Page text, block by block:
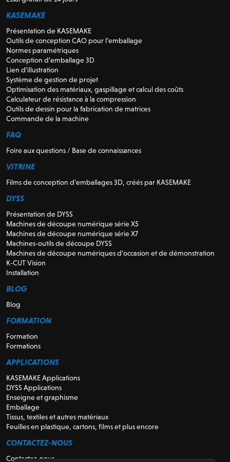
KASEMAKE
Présentation de KASEMAKE
Outils de conception CAO pour l’emballage
Normes paramétriques
Conception d’emballage 3D
Lien d’illustration
Système de gestion de projet
Optimisation des matériaux, gaspillage et calcul des coûts
Calculateur de résistance à la compression
Outils de dessin pour la fabrication de matrices
Commande de la machine
FAQ
Foire aux questions / Base de connaissances
VITRINE
Films de conception d’emballages 3D, créés par KASEMAKE
DYSS
Présentation de DYSS
Machines de découpe numérique série X5
Machines de découpe numérique série X7
Machines-outils de découpe DYSS
Machines de découpe numériques d’occasion et de démonstration
K-CUT Vision
Installation
BLOG
Blog
FORMATION
Formation
Formations
APPLICATIONS
KASEMAKE Applications
DYSS Applications
Enseigne et graphisme
Emballage
Tissus, textiles et autres matériaux
Feuilles en plastique, cartons, films et plus encore
CONTACTEZ-NOUS
Contactez-nous